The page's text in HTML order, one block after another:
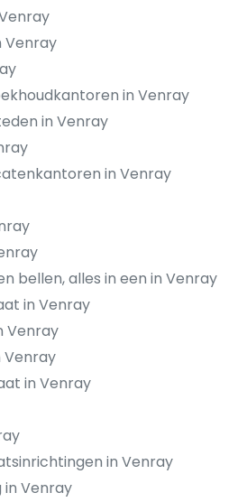
Venray
in Venray
in Venray
in Venray
bellen, alles in een in Venray
in Venray
Venray
Venray
in Venray
in Venray
in Venray